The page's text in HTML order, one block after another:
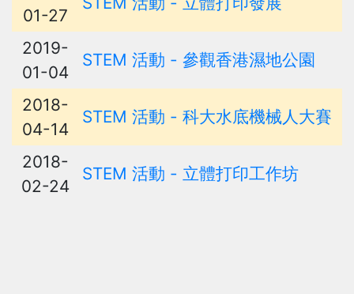
01-27
2019-
01-04
STEM 活動 - 參觀香港濕地公園
2018-
04-14
STEM 活動 - 科大水底機械人大賽
2018-
02-24
STEM 活動 - 立體打印工作坊